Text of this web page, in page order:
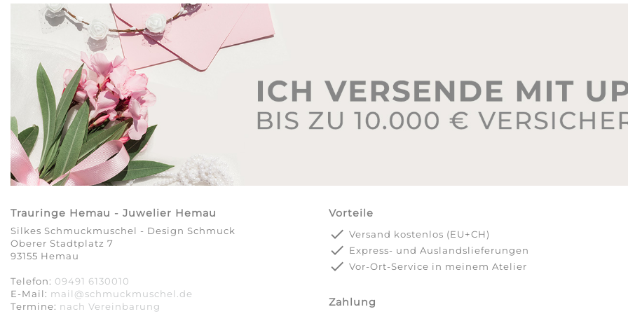
Trauringe Hemau - Juwelier Hemau
Silkes Schmuckmuschel - Design Schmuck
Oberer Stadtplatz 7
93155 Hemau
Telefon: 09491 6130010
E-Mail: mail@schmuckmuschel.de
Termine: nach Vereinbarung​​​​​​​
Vorteile
done Versand kostenlos (EU+CH)
done Express- und Auslandslieferungen
done Vor-Ort-Service in meinem Atelier
Zahlung